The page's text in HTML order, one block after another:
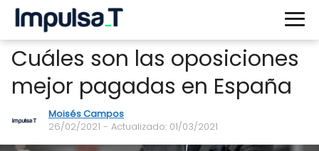
Cuáles son las oposiciones
mejor pagadas en España
Moisés Campos
26/02/2021 - Actualizado: 01/03/2021